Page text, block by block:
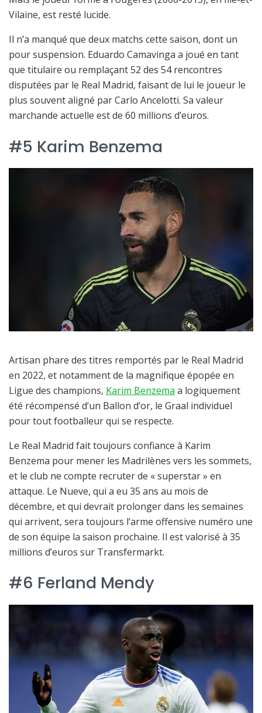
Vilaine, est resté lucide.
Il n’a manqué que deux matchs cette saison, dont un
pour suspension. Eduardo Camavinga a joué en tant
que titulaire ou remplaçant 52 des 54 rencontres
disputées par le Real Madrid, faisant de lui le joueur le
plus souvent aligné par Carlo Ancelotti. Sa valeur
marchande actuelle est de 60 millions d’euros.
#5 Karim Benzema
Artisan phare des titres remportés par le Real Madrid
en 2022, et notamment de la magnifique épopée en
Ligue des champions, Karim Benzema a logiquement
été récompensé d’un Ballon d’or, le Graal individuel
pour tout footballeur qui se respecte.
Le Real Madrid fait toujours confiance à Karim
Benzema pour mener les Madrilènes vers les sommets,
et le club ne compte recruter de « superstar » en
attaque. Le Nueve, qui a eu 35 ans au mois de
décembre, et qui devrait prolonger dans les semaines
qui arrivent, sera toujours l’arme offensive numéro une
de son équipe la saison prochaine. Il est valorisé à 35
millions d’euros sur Transfermarkt.
#6 Ferland Mendy